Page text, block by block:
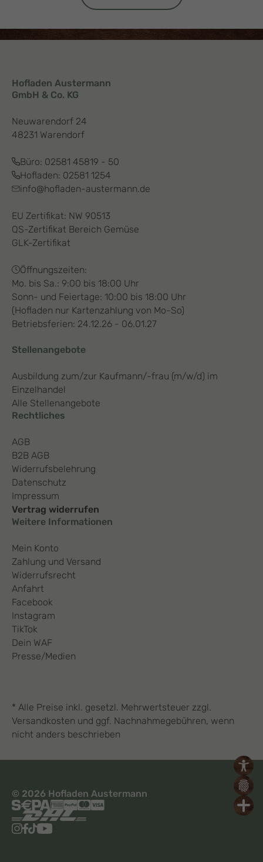
Hofladen Austermann
GmbH & Co. KG
Neuwarendorf 24
48231 Warendorf
Büro: 02581 45819 - 50
Hofladen: 02581 1254
info@hofladen-austermann.de
EU Zertifikat: NW 90513
QS-Zertifikat Bereich Gemüse
GLK-Zertifikat
Öffnungszeiten:
Mo. bis Sa.: 9:00 bis 18:00 Uhr
Sonn- und Feiertage: 10:00 bis 18:00 Uhr
(Hofladen nur Kartenzahlung von Mo-So)
Betriebsferien: 24.12.26 - 06.01.27
Stellenangebote
Ausbildung zum/zur Kaufmann/-frau (m/w/d) im
Einzelhandel
Alle Stellenangebote
Rechtliches
AGB
B2B AGB
Widerrufsbelehrung
Datenschutz
Impressum
Vertrag widerrufen
Weitere Informationen
Mein Konto
Zahlung und Versand
Widerrufsrecht
Anfahrt
Facebook
Instagram
TikTok
Dein WAF
Presse/Medien
* Alle Preise inkl. gesetzl. Mehrwertsteuer zzgl.
Versandkosten und ggf. Nachnahmegebühren, wenn
nicht anders beschrieben
© 2026 Hofladen Austermann